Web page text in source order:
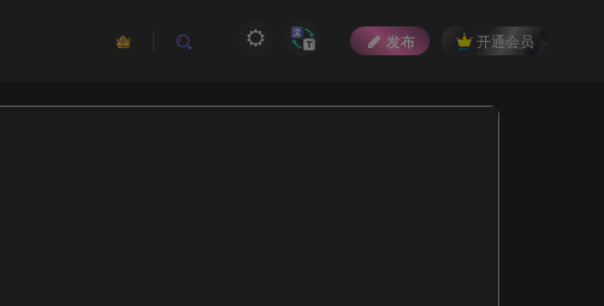
发布 开通会员